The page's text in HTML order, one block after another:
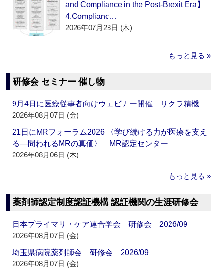
and Compliance in the Post-Brexit Era】
4.Complianc…
2026年07月23日 (木)
もっと見る »
研修会 セミナー 催し物
9月4日に医療従事者向けウェビナー開催 サクラ精機
2026年08月07日 (金)
21日にMRフォーラム2026 〈学び続ける力が医療を支え
る―問われるMRの真価〉 MR認定センター
2026年08月06日 (木)
もっと見る »
薬剤師認定制度認証機構 認証機関の生涯研修会
日本プライマリ・ケア連合学会 研修会 2026/09
2026年08月07日 (金)
埼玉県病院薬剤師会 研修会 2026/09
2026年08月07日 (金)